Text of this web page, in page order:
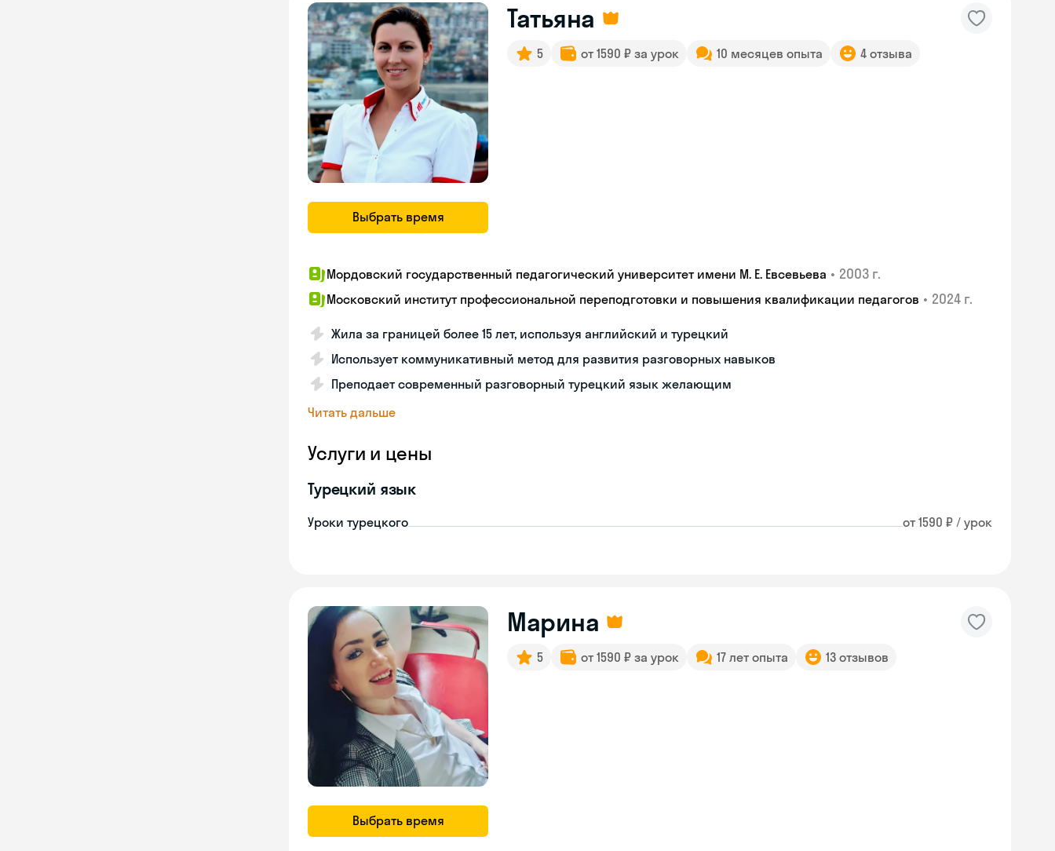
Выбрать время
Татьяна
5 от 1590 ₽ за урок 10 месяцев опыта 4 отзыва
Мордовский государственный педагогический университет имени М. Е. Евсевьева • 2003 г.
Московский институт профессиональной переподготовки и повышения квалификации педагогов • 2024 г.
Жила за границей более 15 лет, используя английский и турецкий
Использует коммуникативный метод для развития разговорных навыков
Преподает современный разговорный турецкий язык желающим
Читать дальше
Услуги и цены
Турецкий язык
Уроки турецкого от 1590 ₽ / урок
Выбрать время
Марина
5 от 1590 ₽ за урок 17 лет опыта 13 отзывов